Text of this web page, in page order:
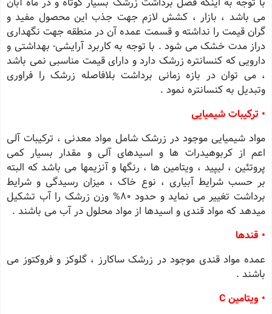
می باشد ، بازار ، کشش لازم جهت جذب این محصول مفید و
گران قیمت را نداشته و قسمت عمده آن در منطقه جهت نگهداری
دراز مدت خشک می شود . با توجه به کاربرد آرایشی- بهداشتی و
دارویی که کنسانتره زرشک دارد و دارای قیمت مناسبی نمی باشد
، می توان در بازه زمانی برداشت بلافاصله زرشک را فراوری
وتبدیل به کنسانتره نمود .
• ترکیبات شیمیایی
مواد شیمیایی موجود در زرشک شامل مواد معدنی ، ترکیبات آلی
اعم از کربوهیدرات ها و اسیدهای آلی و مقدار بسیار کمی
پروتئین ، لیپید ، ویتامین ها ، رنگها و آنزیمها می باشد که البته
بر حسب شرایط آبیاری ، نوع خاک ، میزان رسیدگی و شرایط
برداشت تغییر می نماید و حدود 80% وزن زرشک را آب تشکیل
میدهد که مواد قندی و اسیدها از مواد محلول در آب می باشند .
• قندها
عمده مواد قندی موجود در زرشک ساکارز ، گلوکز و فروکتوز می
باشند .
• ویتامین C